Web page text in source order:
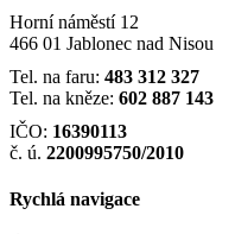
Horní náměstí 12
466 01 Jablonec nad Nisou
Tel. na faru: 483 312 327
Tel. na kněze: 602 887 143
IČO: 16390113
č. ú. 2200995750/2010
Rychlá navigace